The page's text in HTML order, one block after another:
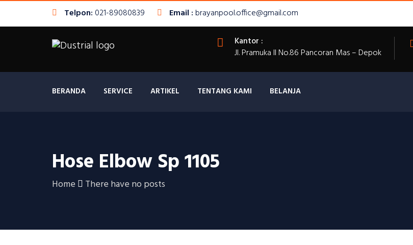
Telpon: 021-89080839 Email :brayanpool.office@gmail.com
Kantor :
Jl. Pramuka II No.86 Pancoran Mas – Depok
BERANDA SERVICE ARTIKEL TENTANG KAMI BELANJA
Hose Elbow Sp 1105
Home There have no posts